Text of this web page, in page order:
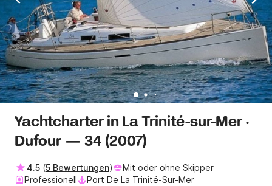
Yachtcharter in La Trinité-sur-Mer ·
Dufour — 34 (2007)
4.5 (5 Bewertungen)
Mit oder ohne Skipper
Professionell
Port De La Trinité-Sur-Mer